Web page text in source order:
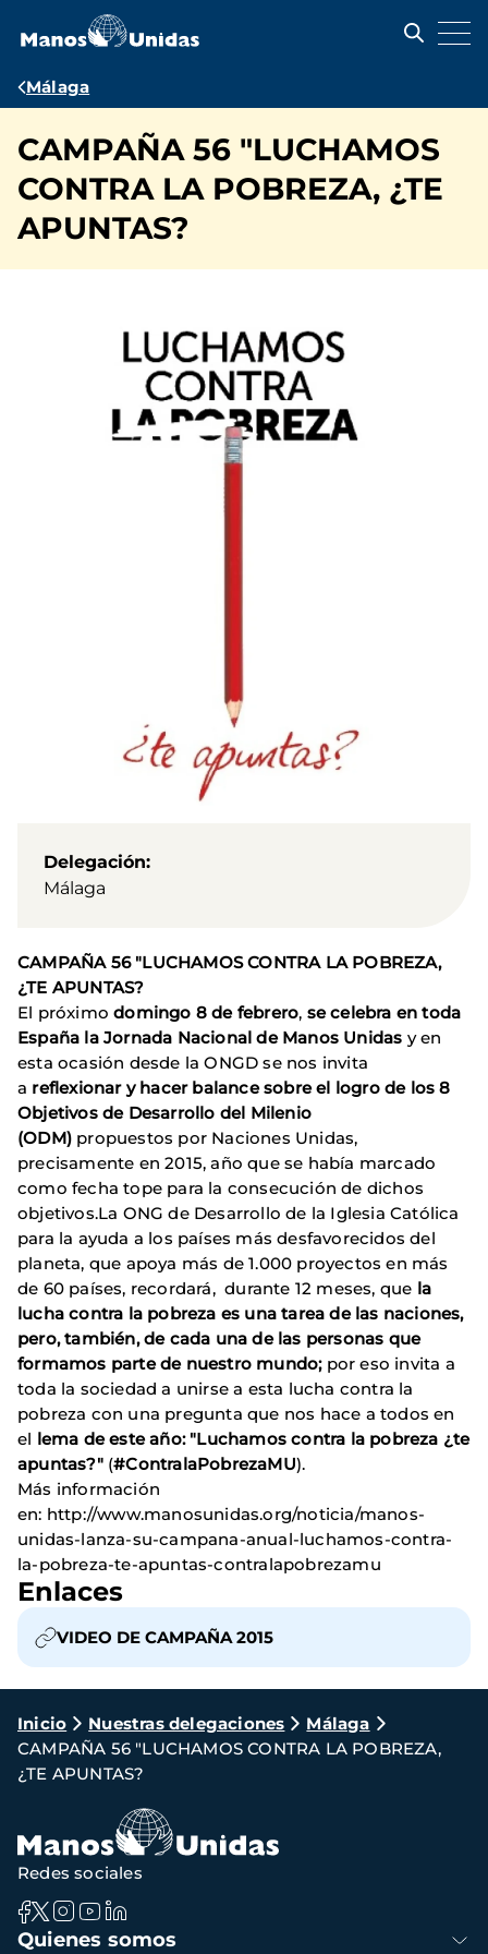
contenido
Ruta
navegación
Málaga
CAMPAÑA 56 "LUCHAMOS
CONTRA LA POBREZA, ¿TE
APUNTAS?
Delegación
Málaga
CAMPAÑA 56 "LUCHAMOS CONTRA LA POBREZA,
¿TE APUNTAS?
El próximo domingo 8 de febrero, se celebra en toda
España la Jornada Nacional de Manos Unidas y en
esta ocasión desde la ONGD se nos invita
a reflexionar y hacer balance sobre el logro de los 8
Objetivos de Desarrollo del Milenio
(ODM) propuestos por Naciones Unidas,
precisamente en 2015, año que se había marcado
como fecha tope para la consecución de dichos
objetivos.La ONG de Desarrollo de la Iglesia Católica
para la ayuda a los países más desfavorecidos del
planeta, que apoya más de 1.000 proyectos en más
de 60 países, recordará, durante 12 meses, que la
lucha contra la pobreza es una tarea de las naciones,
pero, también, de cada una de las personas que
formamos parte de nuestro mundo; por eso invita a
toda la sociedad a unirse a esta lucha contra la
pobreza con una pregunta que nos hace a todos en
el lema de este año: "Luchamos contra la pobreza ¿te
apuntas?" (#ContralaPobrezaMU).
Más información
en: http://www.manosunidas.org/noticia/manos-
unidas-lanza-su-campana-anual-luchamos-contra-
la-pobreza-te-apuntas-contralapobrezamu
Enlaces
VIDEO DE CAMPAÑA 2015
Ruta
de
navegación
Inicio Nuestras delegaciones
Málaga
CAMPAÑA 56 "LUCHAMOS CONTRA LA POBREZA,
¿TE APUNTAS?
Navegación
Quienes somos
Redes sociales